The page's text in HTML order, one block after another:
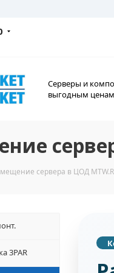
Серверы и
выгодным ценам
сервера в ЦОД
3PAR